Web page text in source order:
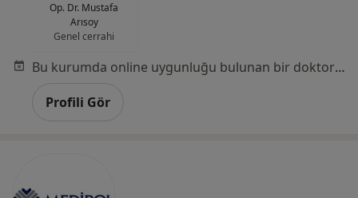
Op. Dr. Mustafa
Arısoy
Genel cerrahi
Bu kurumda online uygunluğu bulunan bir doktor veya uzman bulunamadı
Profili Gör